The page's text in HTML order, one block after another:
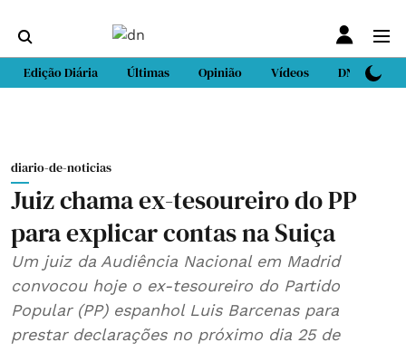
Edição Diária Últimas Opinião Vídeos DN Sport
diario-de-noticias
Juiz chama ex-tesoureiro do PP
para explicar contas na Suiça
Um juiz da Audiência Nacional em Madrid
convocou hoje o ex-tesoureiro do Partido
Popular (PP) espanhol Luis Barcenas para
prestar declarações no próximo dia 25 de